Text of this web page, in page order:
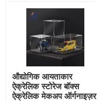
औद्योगिक आयताकार
ऐक्रेलिक स्टोरेज बॉक्स
ऐक्रेलिक मेकअप ऑर्गनाइज़र